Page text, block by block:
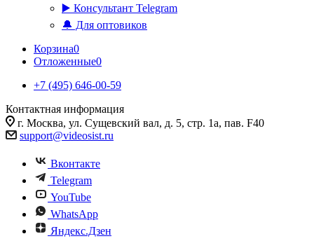
▶️ Консультант Telegram
🔔 Для оптовиков
Корзина0
Отложенные0
+7 (495) 646-00-59
Контактная информация
г. Москва, ул. Сущевский вал, д. 5, стр. 1а, пав. F40
support@videosist.ru
Вконтакте
Telegram
YouTube
WhatsApp
Яндекс.Дзен